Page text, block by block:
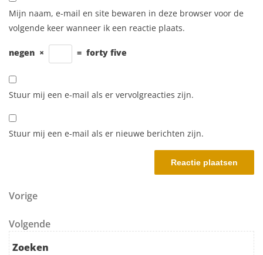
Mijn naam, e-mail en site bewaren in deze browser voor de
volgende keer wanneer ik een reactie plaats.
negen × = forty five
Stuur mij een e-mail als er vervolgreacties zijn.
Stuur mij een e-mail als er nieuwe berichten zijn.
Berichtnavigatie
Vorig bericht
Vorige
Volgend bericht
Volgende
Zoeken